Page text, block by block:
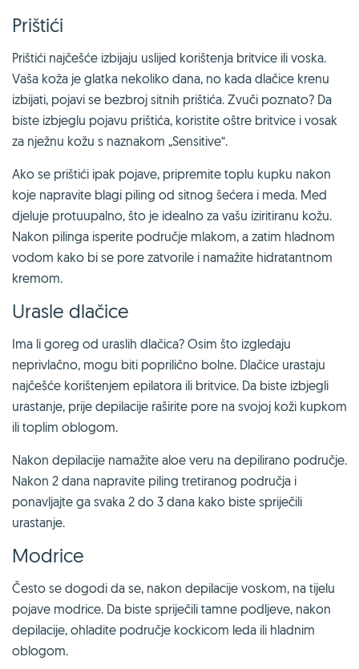
Prištići
Prištići najčešće izbijaju uslijed korištenja britvice ili voska.
Vaša koža je glatka nekoliko dana, no kada dlačice krenu
izbijati, pojavi se bezbroj sitnih prištića. Zvuči poznato? Da
biste izbjeglu pojavu prištića, koristite oštre britvice i vosak
za nježnu kožu s naznakom „Sensitive“.
Ako se prištići ipak pojave, pripremite toplu kupku nakon
koje napravite blagi piling od sitnog šećera i meda. Med
djeluje protuupalno, što je idealno za vašu iziritiranu kožu.
Nakon pilinga isperite područje mlakom, a zatim hladnom
vodom kako bi se pore zatvorile i namažite hidratantnom
kremom.
Urasle dlačice
Ima li goreg od uraslih dlačica? Osim što izgledaju
neprivlačno, mogu biti poprilično bolne. Dlačice urastaju
najčešće korištenjem epilatora ili britvice. Da biste izbjegli
urastanje, prije depilacije raširite pore na svojoj koži kupkom
ili toplim oblogom.
Nakon depilacije namažite aloe veru na depilirano područje.
Nakon 2 dana napravite piling tretiranog područja i
ponavljajte ga svaka 2 do 3 dana kako biste spriječili
urastanje.
Modrice
Često se dogodi da se, nakon depilacije voskom, na tijelu
pojave modrice. Da biste spriječili tamne podljeve, nakon
depilacije, ohladite područje kockicom leda ili hladnim
oblogom.